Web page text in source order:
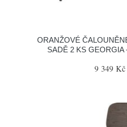
ORANŽOVÉ
SADĚ 2 KS GEORGIA
9 349 Kč